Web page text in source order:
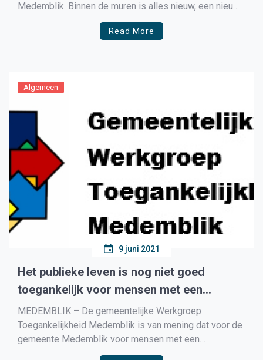
Medemblik. Binnen de muren is alles nieuw, een nieuw
dak, en met de aankoop van het woonhuis naast het
bakkerijmuseum is er nu ook ruimte voor een heuse
Read More
Algemeen
9 juni 2021
Het publieke leven is nog niet goed
toegankelijk voor mensen met een
lichamelijk beperking in de gemeente
Medemblik
MEDEMBLIK – De gemeentelijke Werkgroep
Toegankelijkheid Medemblik is van mening dat voor de
gemeente Medemblik voor mensen met een
lichamelijke beperking niet goed toegankelijk is. Ze